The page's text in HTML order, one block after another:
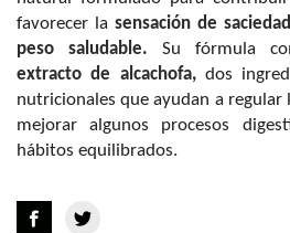
favorecer lasensación de saciedad
peso saludable. Su fórmula
extracto de alcachofa,dos
nutricionales que ayudan a regular
mejorar algunos procesos
hábitos equilibrados.